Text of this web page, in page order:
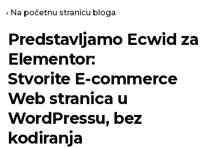
‹ Na početnu stranicu bloga
Predstavljamo Ecwid za
Elementor:
Stvorite E-commerce
Web stranica u
WordPressu, bez
kodiranja